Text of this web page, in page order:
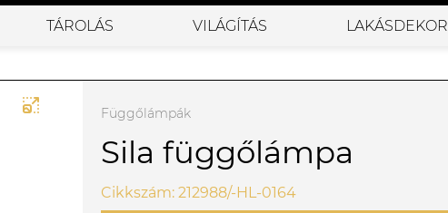
TÁROLÁS VILÁGÍTÁS LAKÁSDEKOR
Függőlámpák
Sila függőlámpa
Cikkszám: 212988/-HL-0164